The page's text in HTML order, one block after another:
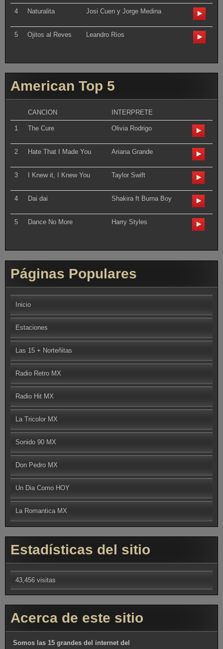
4 Naturalita Josi Cuen y Jorge Medina
5 Ojitos al Reves Leandro Ríos
American Top 5
CANCION INTERPRETE
1 The Cure Olivia Rodrigo
2 Hate That I Made You Ariana Grande
3 I Knew it, I Knew You Taylor Swift
4 Dai dai Shakira ft Burna Boy
5 Dance No More Harry Styles
Páginas Populares
Inicio
Estaciones
Las 15 + Norteñitas
Radio Retro MX
Radio Hit MX
La Tricolor MX
Sonido 90 MX
Don Pedro MX
Un Dia Como HOY
La Romantica MX
Estadísticas del sitio
43,456 visitas
Acerca de este sitio
Somos las 15 grandes del internet del